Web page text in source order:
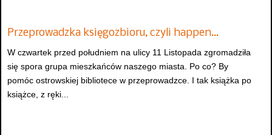
Przeprowadzka księgozbioru, czyli happen…
W czwartek przed południem na ulicy 11 Listopada zgromadziła
się spora grupa mieszkańców naszego miasta. Po co? By
pomóc ostrowskiej bibliotece w przeprowadzce. I tak książka po
książce, z ręki...